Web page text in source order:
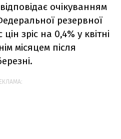
очікуванням
резервної
зріс на 0,4% у квітні
місяцем після